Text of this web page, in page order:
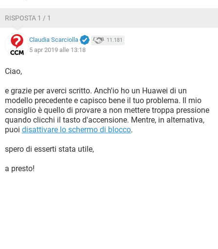
RISPOSTA 1 / 1
Claudia Scarciolla 11.181
5 apr 2019 alle 13:18
Ciao,
e grazie per averci scritto. Anch'io ho un Huawei di un
modello precedente e capisco bene il tuo problema. Il mio
consiglio è quello di provare a non mettere troppa pressione
quando clicchi il tasto d'accensione. Mentre, in alternativa,
puoi disattivare lo schermo di blocco.
spero di esserti stata utile,
a presto!